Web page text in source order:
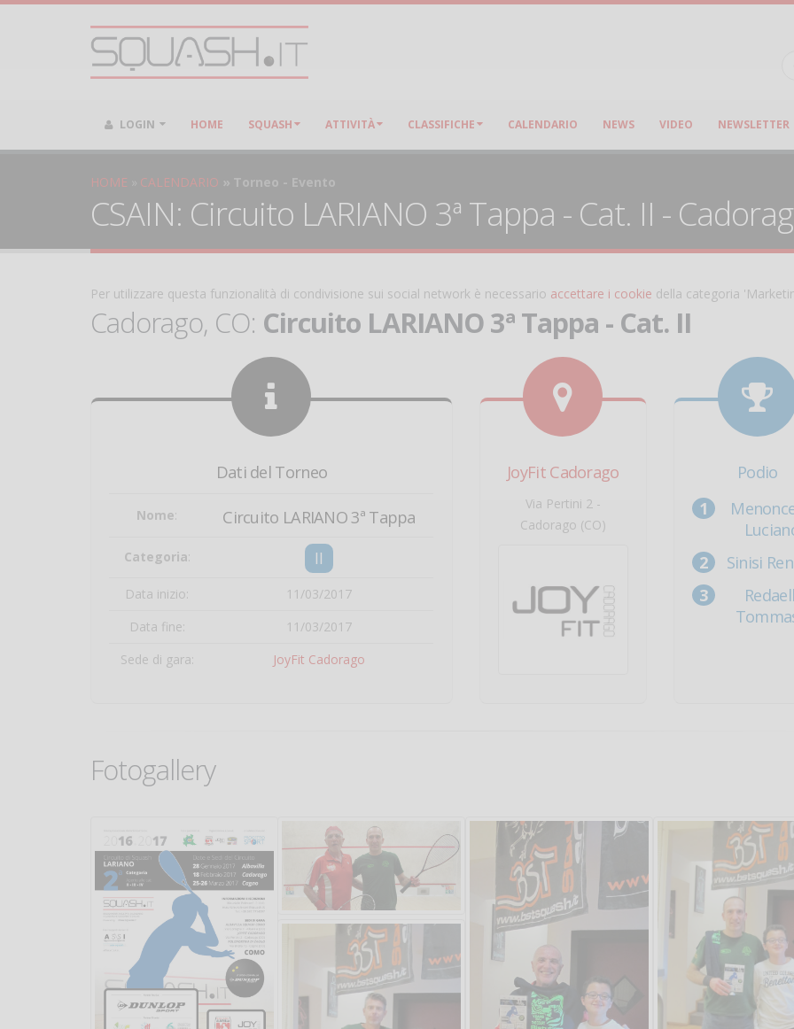
LOGIN HOME SQUASH ATTIVITÀ CLASSIFICHE CALENDARIO NEWS VIDEO NEWSLETTER
HOME CALENDARIO Torneo - Evento
CSAIN: Circuito LARIANO 3ª Tappa - Cat. II -
Per utilizzare questa funzionalità di condivisione sui social network è necessario accettare i cookie della categoria
Cadorago, CO: Circuito LARIANO 3ª Tappa - Cat. II
Dati del Torneo
Nome: Circuito LARIANO 3ª Tappa
Categoria: II
Data inizio:
11/03/2017
Data fine:
11/03/2017
Sede di gara:
JoyFit Cadorago
JoyFit Cadorago
Via Pertini 2 -
Cadorago (CO)
Podio
Sinisi
Fotogallery
Che figata